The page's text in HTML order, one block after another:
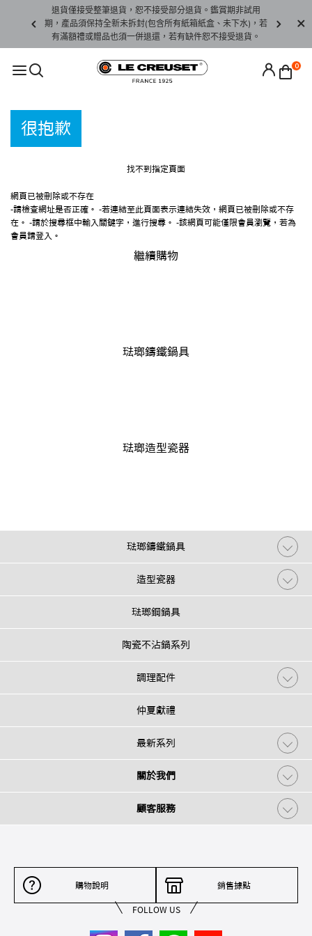
退貨僅接受整筆退貨，恕不接受部分退貨。鑑賞期非試用
期，產品須保持全新未拆封(包含所有紙箱紙盒、未下水)，若
有滿額禮或贈品也須一併退還，若有缺件恕不接受退貨。
0
很抱歉
找不到指定頁面
網頁已被刪除或不存在
-請檢查網址是否正確。 -若連結至此頁面表示連結失效，網頁已被刪除或不存
在。 -請於搜尋框中輸入關鍵字，進行搜尋。 -該網頁可能僅限會員瀏覽，若為
會員請登入。
繼續購物
琺瑯鑄鐵鍋具
琺瑯造型瓷器
琺瑯鑄鐵鍋具
造型瓷器
琺瑯鋼鍋具
陶瓷不沾鍋系列
調理配件
仲夏獻禮
最新系列
關於我們
顧客服務
購物說明 銷售據點
FOLLOW US